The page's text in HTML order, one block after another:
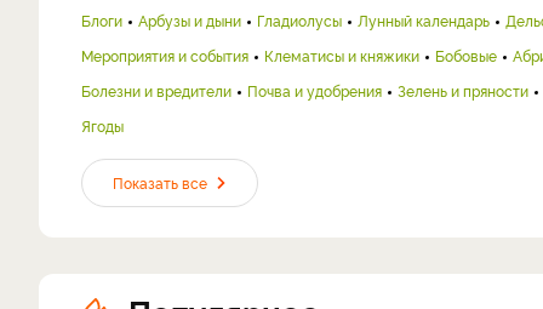
Блоги Арбузы и дыни Гладиолусы Лунный календарь
Мероприятия и события
Клематисы и княжики Бобовые
Болезни и вредители
Почва и удобрения Зелень и пряности
Ягоды
Показать все